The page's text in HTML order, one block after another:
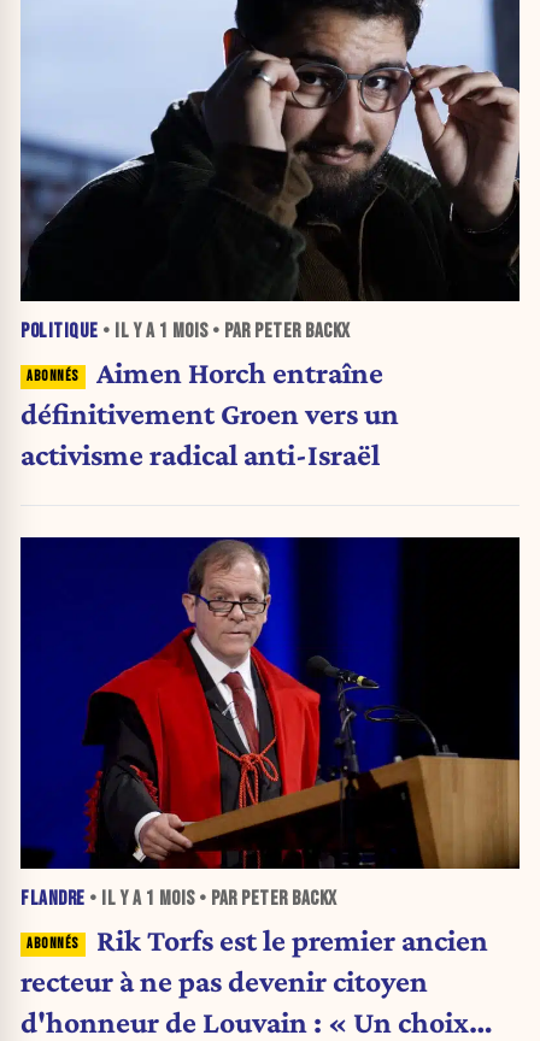
POLITIQUE • IL Y A 1 MOIS• PAR PETER BACKX
Aimen Horch entraîne
définitivement Groen vers un
activisme radical anti-Israël
FLANDRE • IL Y A 1 MOIS• PAR PETER BACKX
Rik Torfs est le premier ancien
recteur à ne pas devenir citoyen
d'honneur de Louvain : « Un choix